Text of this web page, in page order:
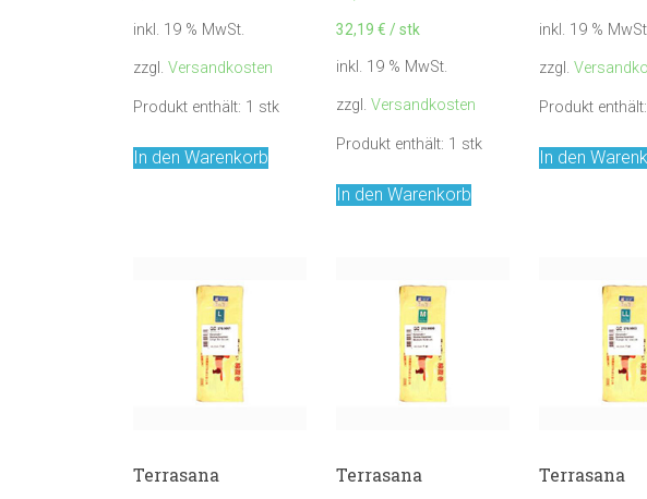
inkl. 19 % MwSt.
zzgl. Versandkosten
Produkt enthält: 1 stk
In den Warenkorb
32,19€ /stk
inkl. 19 % MwSt.
zzgl.Versandkosten
Produkt enthält: 1 stk
In den Warenkorb
inkl. 19 %
zzgl.
Produkt enthält:
In den
Terrasana
Terrasana
Terrasana